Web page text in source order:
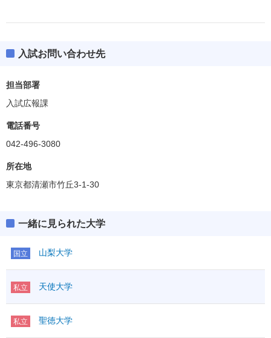
入試お問い合わせ先
担当部署
入試広報課
電話番号
042-496-3080
所在地
東京都清瀬市竹丘3-1-30
一緒に見られた大学
国立 山梨大学
私立 天使大学
私立 聖徳大学